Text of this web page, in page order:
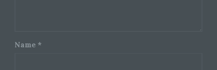
Name *Maßnahmen unterliegen, die gewährleisten, dass